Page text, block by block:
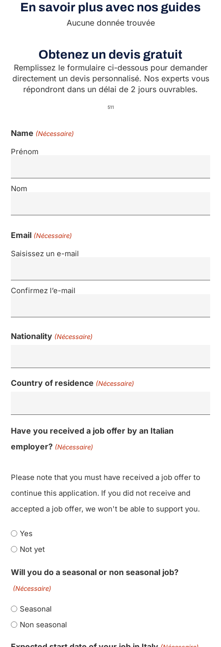
En savoir plus avec nos guides
Aucune donnée trouvée
Obtenez un devis gratuit
Remplissez le formulaire ci-dessous pour demander
directement un devis personnalisé. Nos experts vous
répondront dans un délai de 2 jours ouvrables.
511
Name (Nécessaire)
Prénom
Nom
Email (Nécessaire)
Saisissez un e-mail
Confirmez l’e-mail
Nationality (Nécessaire)
Country of residence (Nécessaire)
Have you received a job offer by an Italian
employer? (Nécessaire)
Please note that you must have received a job offer to
continue this application. If you did not receive and
accepted a job offer, we won't be able to support you.
Yes
Not yet
Will you do a seasonal or non seasonal job?
(Nécessaire)
Seasonal
Non seasonal